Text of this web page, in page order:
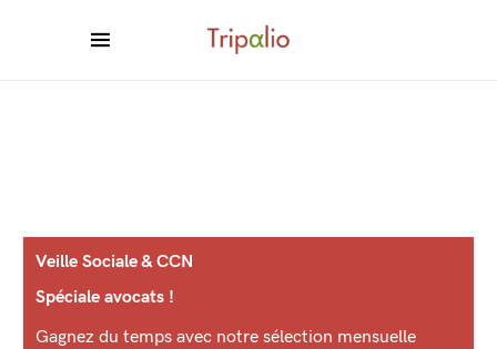
Veille Sociale & CCN
Spéciale avocats !
Gagnez du temps avec notre sélection mensuelle